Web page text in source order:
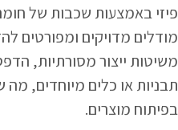
פיזי באמצעות שכבות של
מודלים מדויקים ומפורטים
משיטות ייצור מסורתיות,
תבניות או כלים מיוחדים,
בפיתוח מוצרים.